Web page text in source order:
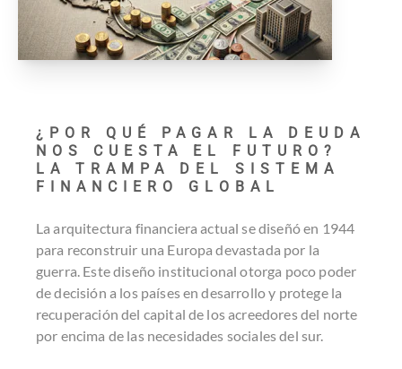
¿POR QUÉ PAGAR LA DEUDA
NOS CUESTA EL FUTURO?
LA TRAMPA DEL SISTEMA
FINANCIERO GLOBAL
La arquitectura financiera actual se diseñó en 1944
para reconstruir una Europa devastada por la
guerra. Este diseño institucional otorga poco poder
de decisión a los países en desarrollo y protege la
recuperación del capital de los acreedores del norte
por encima de las necesidades sociales del sur.